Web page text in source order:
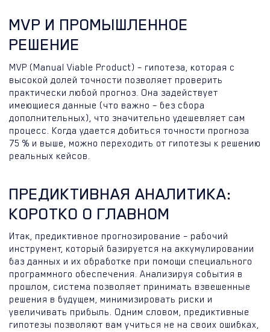
MVP И ПРОМЫШЛЕННОЕ
РЕШЕНИЕ
MVP (Manual Viable Product) – гипотеза, которая с
высокой долей точности позволяет проверить
практически любой прогноз. Она задействует
имеющиеся данные (что важно – без сбора
дополнительных), что значительно удешевляет сам
процесс. Когда удается добиться точности прогноза
75 % и выше, можно переходить от гипотезы к решению
реальных кейсов.
ПРЕДИКТИВНАЯ АНАЛИТИКА:
КОРОТКО О ГЛАВНОМ
Итак, предиктивное прогнозирование – рабочий
инструмент, который базируется на аккумулировании
баз данных и их обработке при помощи специального
программного обеспечения. Анализируя события в
прошлом, система позволяет принимать взвешенные
решения в будущем, минимизировать риски и
увеличивать прибыль. Одним словом, предиктивные
гипотезы позволяют вам учиться не на своих ошибках,